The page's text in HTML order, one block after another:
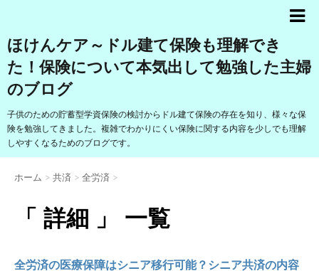
ほけんケア～ドル建て保険も理解でき
た！保険について本気出して勉強した主婦
のブログ
子供のための貯蓄型学資保険の検討からドル建て保険の存在を知り、様々な保
険を勉強してきました。複雑でわかりにくい保険に関する内容を少しでも理解
しやすくなるためのブログです。
ホーム > 共済 > 全労済 >
「 詳細 」 一覧
全労済の医療保障はシニア移行可能？シニア共済の内容